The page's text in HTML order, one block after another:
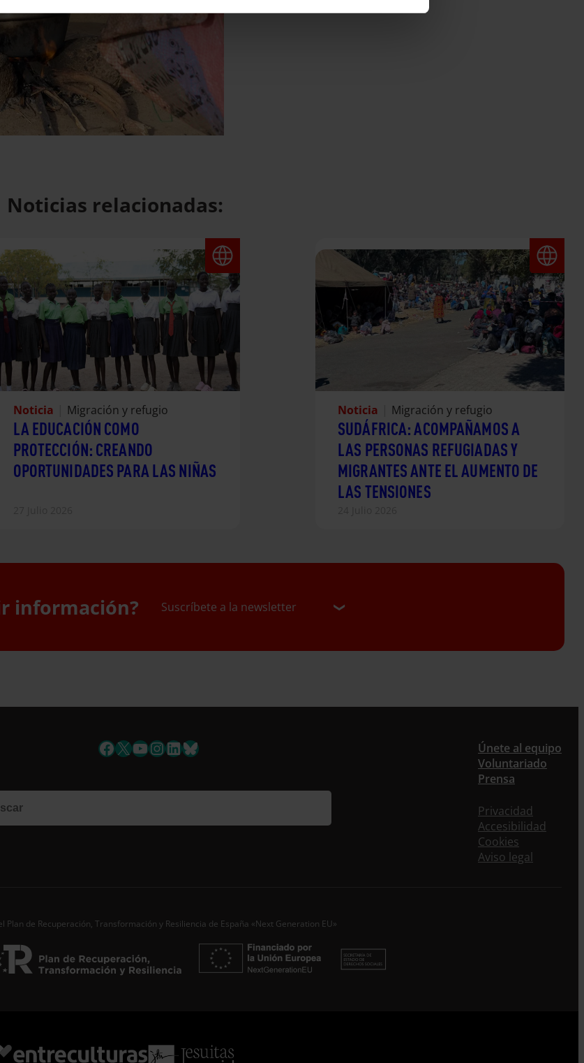
Noticias relacionadas:
Noticia Migración y refugio
LA EDUCACIÓN COMO
PROTECCIÓN: CREANDO
OPORTUNIDADES PARA LAS NIÑAS
Noticia Migración y refugio
SUDÁFRICA: ACOMPAÑAMOS A
LAS PERSONAS REFUGIADAS Y
MIGRANTES ANTE EL AUMENTO DE
LAS TENSIONES
información? Suscríbete a la newsletter
Si quieres recibir nuestra newsletter mensual y los
información, no dejes de completar este formulario.
Al instante, te daremos de alta en nuestra base de
datos y podrás estar al tanto de todas las novedades.
Correo electrónico *
Acepto laPolítica de Privacidad
Desde ENTRECULTURAS FE Y ALEGRÍA ESPAÑA trataremos los datos
Facebook
X YouTube
Instagram
LinkedIn
Bluesky
Únete al equipo
Voluntariado
Prensa
Privacidad
Accesibilidad
Cookies
Aviso legal
Plan de Recuperación, Transformación y Resiliencia de España «Next Generation EU»